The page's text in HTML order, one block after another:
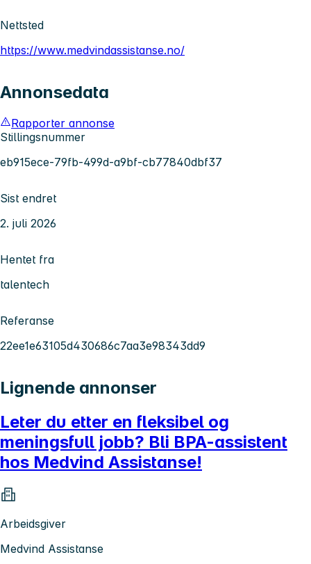
Nettsted
https://www.medvindassistanse.no/
Annonsedata
Rapporter annonse
Stillingsnummer
eb915ece-79fb-499d-a9bf-cb77840dbf37
Sist endret
2. juli 2026
Hentet fra
talentech
Referanse
22ee1e63105d430686c7aa3e98343dd9
Lignende annonser
Leter du etter en fleksibel og
meningsfull jobb? Bli BPA-assistent
hos Medvind Assistanse!
Arbeidsgiver
Medvind Assistanse